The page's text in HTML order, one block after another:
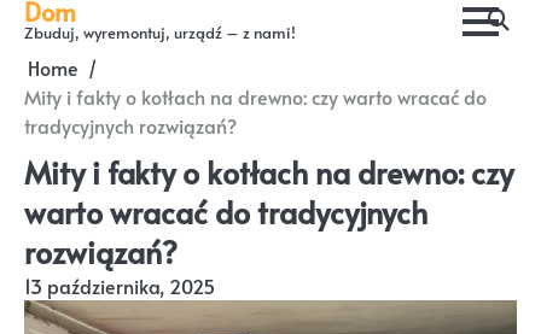
Skip
content
Dom
Zbuduj, wyremontuj, urządź – z nami!
Home
Mity i fakty o kotłach na drewno: czy warto wracać do
tradycyjnych rozwiązań?
Mity i fakty o kotłach na drewno: czy
warto wracać do tradycyjnych
rozwiązań?
13 października, 2025